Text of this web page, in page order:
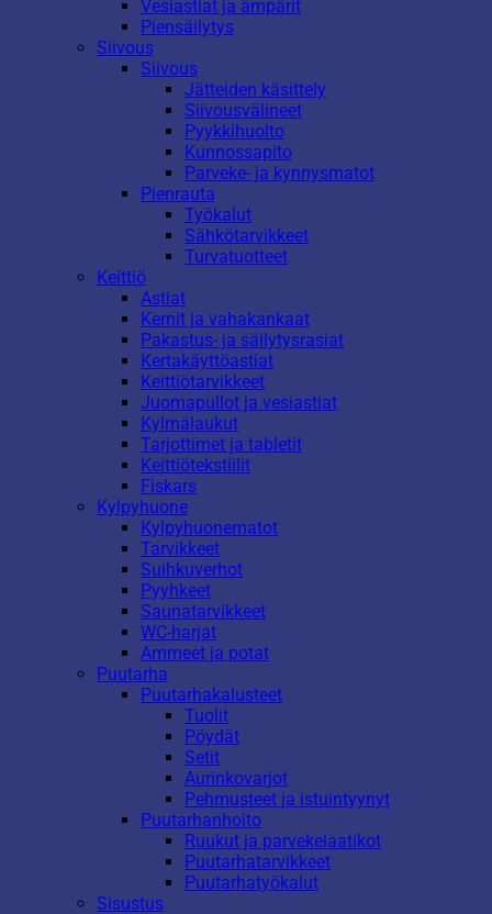
Vesiastiat ja ämpärit
Piensäilytys
Siivous
Siivous
Jätteiden käsittely
Siivousvälineet
Pyykkihuolto
Kunnossapito
Parveke- ja kynnysmatot
Pienrauta
Työkalut
Sähkötarvikkeet
Turvatuotteet
Keittiö
Astiat
Kernit ja vahakankaat
Pakastus- ja säilytysrasiat
Kertakäyttöastiat
Keittiötarvikkeet
Juomapullot ja vesiastiat
Kylmälaukut
Tarjottimet ja tabletit
Keittiötekstiilit
Fiskars
Kylpyhuone
Kylpyhuonematot
Tarvikkeet
Suihkuverhot
Pyyhkeet
Saunatarvikkeet
WC-harjat
Ammeet ja potat
Puutarha
Puutarhakalusteet
Tuolit
Pöydät
Setit
Aurinkovarjot
Pehmusteet ja istuintyynyt
Puutarhanhoito
Ruukut ja parvekelaatikot
Puutarhatarvikkeet
Puutarhatyökalut
Sisustus